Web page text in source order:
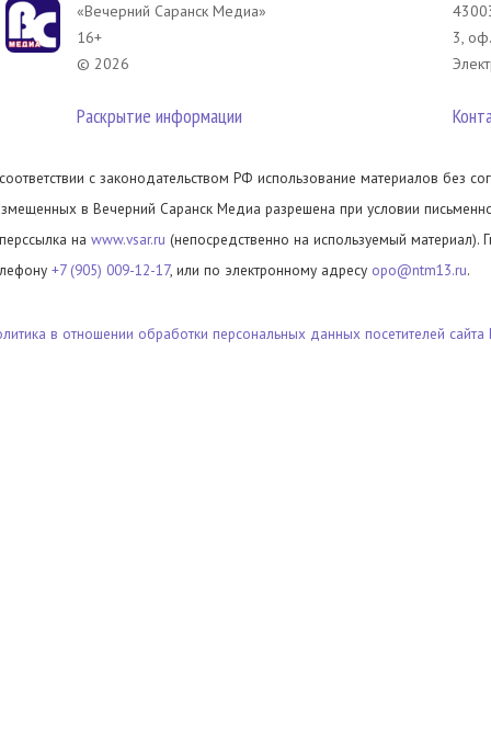
«Вечерний Саранск Mедиа»
16+
© 2026
Раскрытие информации
3,
с законодательством РФ использование материалов без
в Вечерний Саранск Медиа разрешена при условии
на www.vsar.ru (непосредственно на используемый материал).
+7 (905) 009-12-17, или по электронному адресу opo@ntm13.ru.
в отношении обработки персональных данных посетителей